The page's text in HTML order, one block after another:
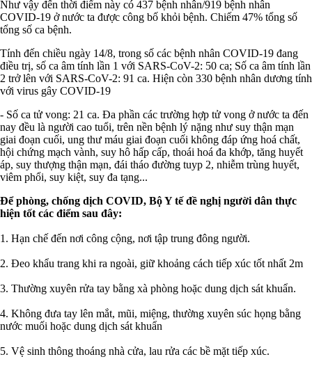
Như vậy đến thời điểm này có 437 bệnh nhân/919 bệnh nhân
COVID-19 ở nước ta được công bố khỏi bệnh. Chiếm 47% tổng số
tổng số ca bệnh.
Tính đến chiều ngày 14/8, trong số các bệnh nhân COVID-19 đang
điều trị, số ca âm tính lần 1 với SARS-CoV-2: 50 ca; Số ca âm tính lần
2 trở lên với SARS-CoV-2: 91 ca. Hiện còn 330 bệnh nhân dương tính
với virus gây COVID-19
- Số ca tử vong: 21 ca. Đa phần các trường hợp tử vong ở nước ta đến
nay đều là người cao tuổi, trên nền bệnh lý nặng như suy thận mạn
giai đoạn cuối, ung thư máu giai đoạn cuối không đáp ứng hoá chất,
hội chứng mạch vành, suy hô hấp cấp, thoái hoá đa khớp, tăng huyết
áp, suy thượng thận mạn, đái tháo đường tuyp 2, nhiễm trùng huyết,
viêm phổi, suy kiệt, suy đa tạng...
Để phòng, chống dịch COVID, Bộ Y tế đề nghị người dân thực
hiện tốt các điểm sau đây:
1. Hạn chế đến nơi công cộng, nơi tập trung đông người.
2. Đeo khẩu trang khi ra ngoài, giữ khoảng cách tiếp xúc tốt nhất 2m
3. Thường xuyên rửa tay bằng xà phòng hoặc dung dịch sát khuẩn.
4. Không đưa tay lên mắt, mũi, miệng, thường xuyên súc họng bằng
nước muối hoặc dung dịch sát khuẩn
5. Vệ sinh thông thoáng nhà cửa, lau rửa các bề mặt tiếp xúc.